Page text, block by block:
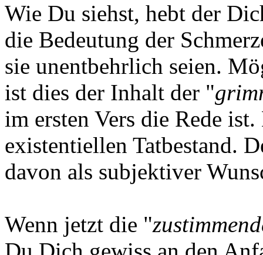
Wie Du siehst, hebt der
die Bedeutung der
sie unentbehrlich seien.
ist dies der Inhalt der "
im ersten Vers die Rede
existentiellen Tatbestand.
davon als subjektiver
Wenn jetzt die "